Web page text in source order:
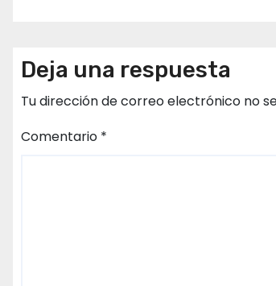
Deja una respuesta
Tu dirección de correo electrónico no
Comentario *